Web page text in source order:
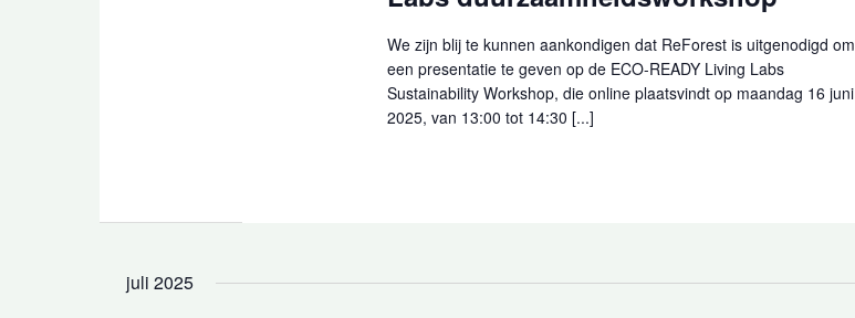
We zijn blij te kunnen aankondigen dat ReForest is uitgenodigd om
een presentatie te geven op de ECO-READY Living Labs
Sustainability Workshop, die online plaatsvindt op maandag 16 juni
2025, van 13:00 tot 14:30 [...]
juli 2025